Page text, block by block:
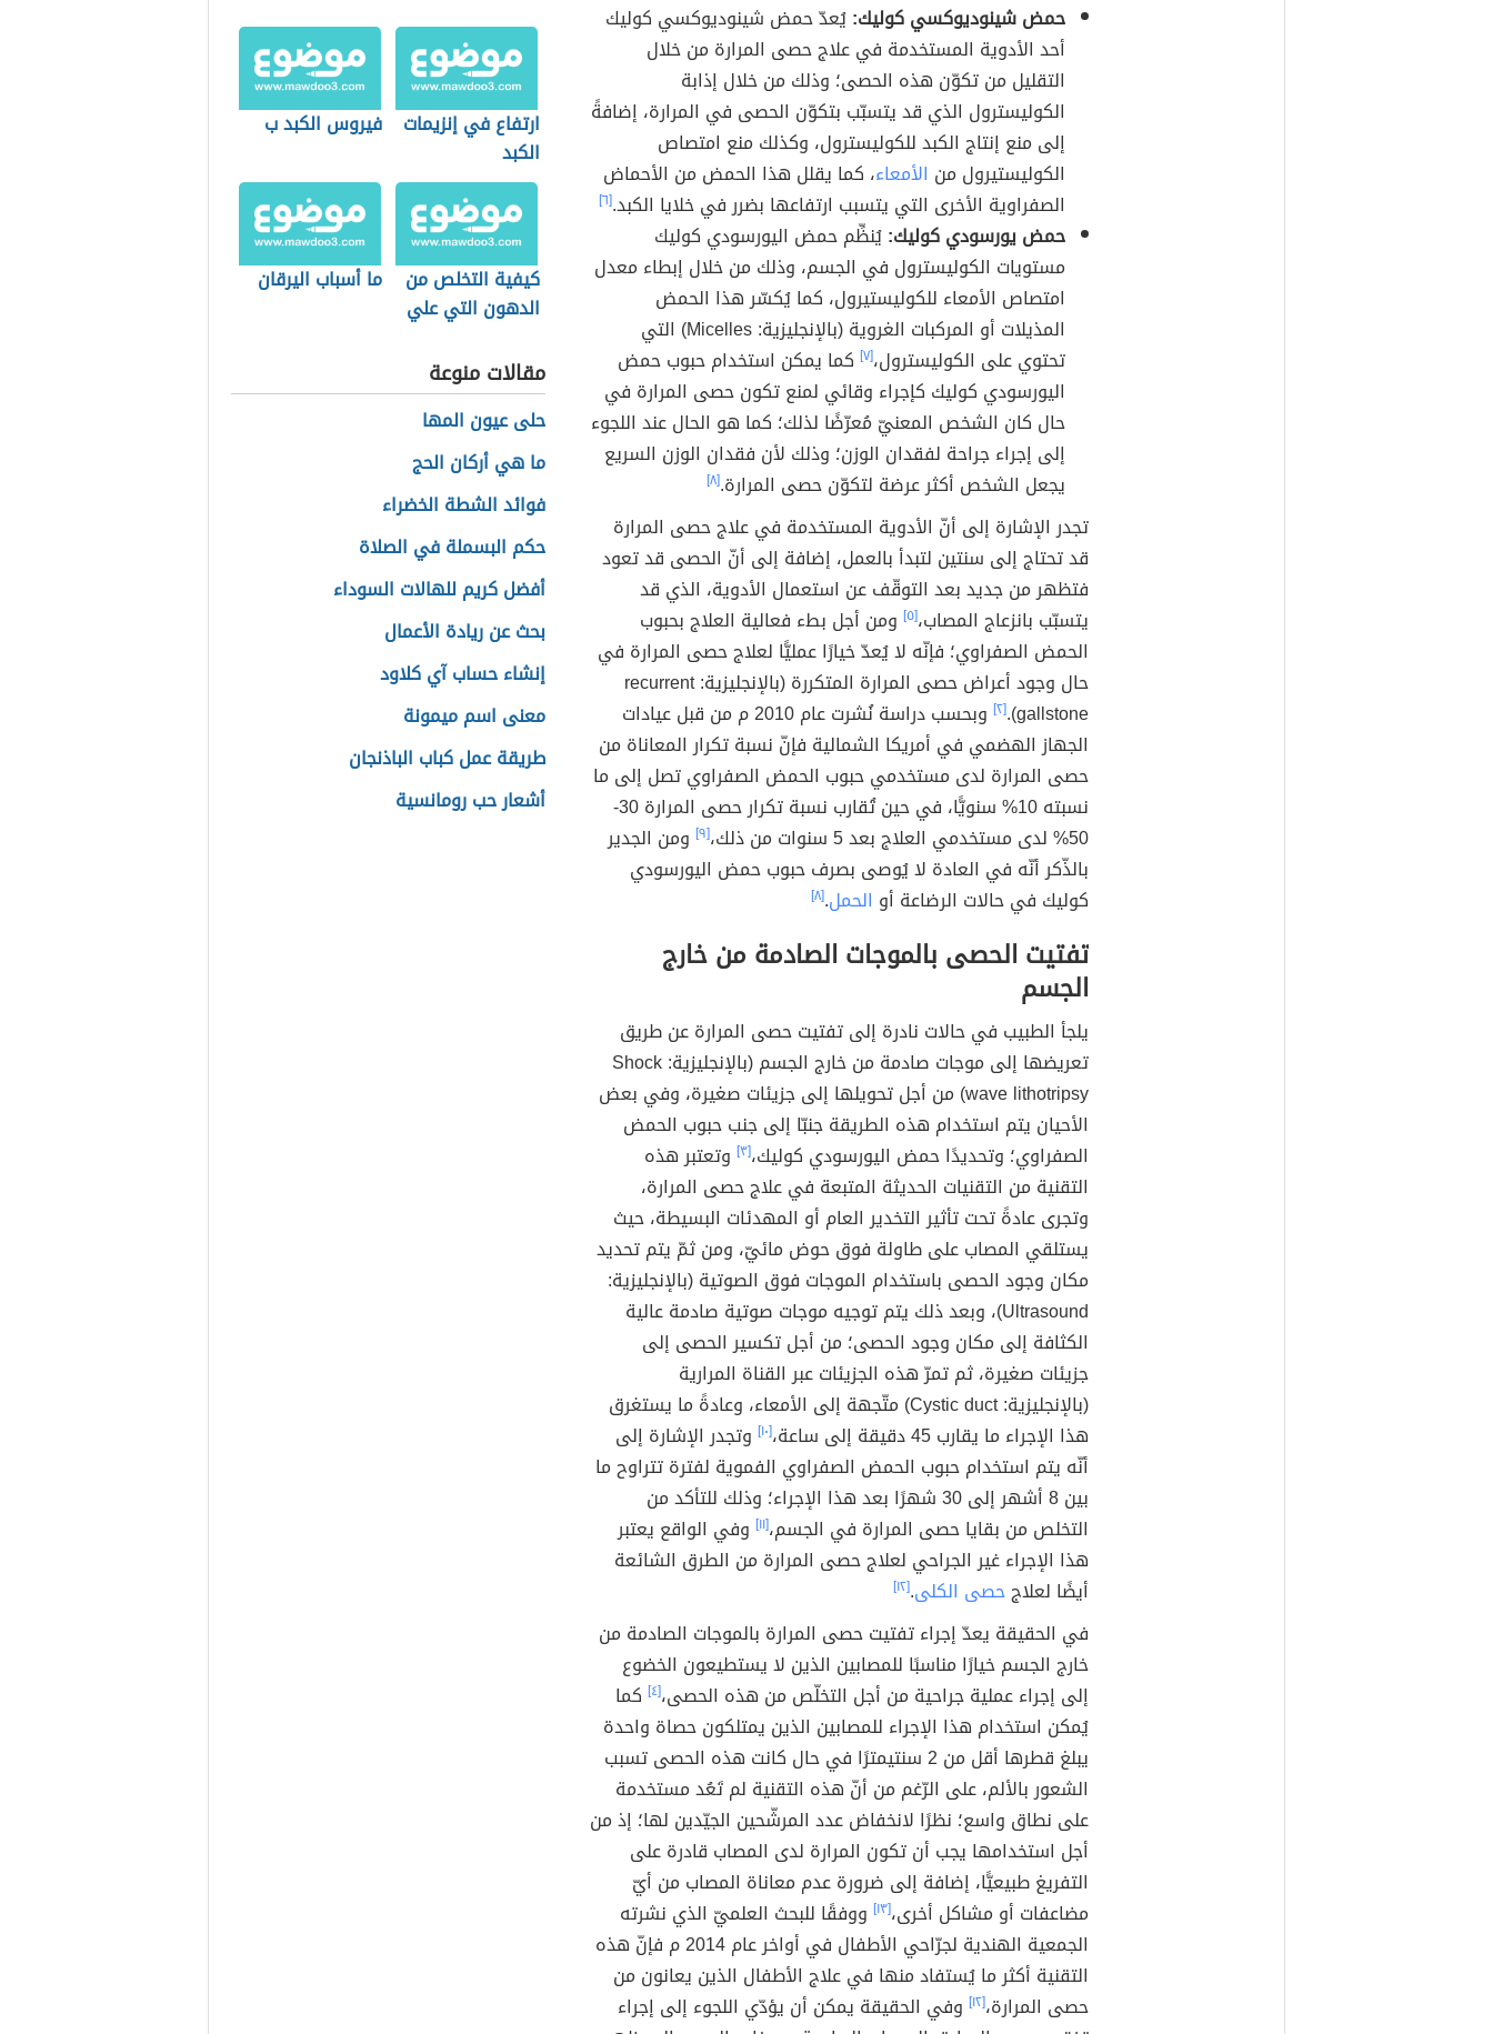
حمض شينوديوكسي كوليك:يُعدّ حمض شينوديوكسي كوليك
أحد الأدوية المستخدمة في علاج حصى المرارة من خلال
التقليل من تكوّن هذه الحصى؛ وذلك من خلال إذابة
الكوليسترول الذي قد يتسبّب بتكوّن الحصى في المرارة، إضافةً
إلى منع إنتاج الكبد للكوليسترول، وكذلك منع امتصاص
الكوليستيرول من الأمعاء، كما يقلل هذا الحمض من الأحماض
الصفراوية الأخرى التي يتسبب ارتفاعها بضرر في خلايا الكبد.[٦]
حمض يورسودي كوليك:يُنظِّم حمض اليورسودي كوليك
مستويات الكوليسترول في الجسم، وذلك من خلال إبطاء معدل
امتصاص الأمعاء للكوليستيرول، كما يُكسّر هذا الحمض
المذيلات أو المركبات الغروية (بالإنجليزية: Micelles) التي
تحتوي على الكوليسترول،[٧]
كما يمكن استخدام حبوب حمض
اليورسودي كوليك كإجراء وقائي لمنع تكون حصى المرارة في
حال كان الشخص المعنيّ مُعرّضًا لذلك؛ كما هو الحال عند اللجوء
إلى إجراء جراحة لفقدان الوزن؛ وذلك لأن فقدان الوزن السريع
يجعل الشخص أكثر عرضة لتكوّن حصى المرارة.[٨]
تجدر الإشارة إلى أنّ الأدوية المستخدمة في علاج حصى المرارة
قد تحتاج إلى سنتين لتبدأ بالعمل، إضافة إلى أنّ الحصى قد تعود
فتظهر من جديد بعد التوقّف عن استعمال الأدوية، الذي قد
يتسبّب بانزعاج المصاب،[٥]
ومن أجل بطء فعالية العلاج بحبوب
الحمض الصفراوي؛ فإنّه لا يُعدّ خيارًا عمليًّا لعلاج حصى المرارة في
حال وجود أعراض حصى المرارة المتكررة (بالإنجليزية: recurrent
gallstone). [٢]
وبحسب دراسة نُشرت عام 2010 م من قبل عيادات
الجهاز الهضمي في أمريكا الشمالية فإنّ نسبة تكرار المعاناة من
حصى المرارة لدى مستخدمي حبوب الحمض الصفراوي تصل إلى ما
نسبته 10% سنويًّا، في حين تُقارب نسبة تكرار حصى المرارة 30-
50% لدى مستخدمي العلاج بعد 5 سنوات من ذلك،
[٩]
ومن الجدير
بالذّكر أنّه في العادة لا يُوصى بصرف حبوب حمض اليورسودي
كوليك في حالات الرضاعة أو الحمل.[٨]
تفتيت الحصى بالموجات الصادمة من خارج
الجسم
يلجأ الطبيب في حالات نادرة إلى تفتيت حصى المرارة عن طريق
تعريضها إلى موجات صادمة من خارج الجسم (بالإنجليزية: Shock
wave lithotripsy) من أجل تحويلها إلى جزيئات صغيرة، وفي بعض
الأحيان يتم استخدام هذه الطريقة جنبّا إلى جنب حبوب الحمض
الصفراوي؛ وتحديدًا حمض اليورسودي كوليك،[٣]
وتعتبر هذه
التقنية من التقنيات الحديثة المتبعة في علاج حصى المرارة،
وتجرى عادةً تحت تأثير التخدير العام أو المهدئات البسيطة، حيث
يستلقي المصاب على طاولة فوق حوض مائيّ، ومن ثمّ يتم تحديد
مكان وجود الحصى باستخدام الموجات فوق الصوتية (بالإنجليزية:
Ultrasound)، وبعد ذلك يتم توجيه موجات صوتية صادمة عالية
الكثافة إلى مكان وجود الحصى؛ من أجل تكسير الحصى إلى
جزيئات صغيرة، ثم تمرّ هذه الجزيئات عبر القناة المرارية
(بالإنجليزية: Cystic duct) متّجهة إلى الأمعاء، وعادةً ما يستغرق
هذا الإجراء ما يقارب 45 دقيقة إلى ساعة،
[١٠]
وتجدر الإشارة إلى
أنّه يتم استخدام حبوب الحمض الصفراوي الفموية لفترة تتراوح ما
بين 8 أشهر إلى 30 شهرًا بعد هذا الإجراء؛ وذلك للتأكد من
التخلص من بقايا حصى المرارة في الجسم،[١١]
وفي الواقع يعتبر
هذا الإجراء غير الجراحي لعلاج حصى المرارة من الطرق الشائعة
أيضًا لعلاجحصى الكلى.[١٢]
في الحقيقة يعدّ إجراء تفتيت حصى المرارة بالموجات الصادمة من
خارج الجسم خيارًا مناسبًا للمصابين الذين لا يستطيعون الخضوع
إلى إجراء عملية جراحية من أجل التخلّص من هذه الحصى،[٤]
كما
يُمكن استخدام هذا الإجراء للمصابين الذين يمتلكون حصاة واحدة
يبلغ قطرها أقل من 2 سنتيمترًا في حال كانت هذه الحصى تسبب
الشعور بالألم، على الرّغم من أنّ هذه التقنية لم تَعُد مستخدمة
على نطاق واسع؛ نظرًا لانخفاض عدد المرشّحين الجيّدين لها؛ إذ من
أجل استخدامها يجب أن تكون المرارة لدى المصاب قادرة على
التفريغ طبيعيًّا، إضافة إلى ضرورة عدم معاناة المصاب من أيّ
مضاعفات أو مشاكل أخرى،[١٣]
ووفقًا للبحث العلميّ الذي نشرته
الجمعية الهندية لجرّاحي الأطفال في أواخر عام 2014 م فإنّ هذه
التقنية أكثر ما يُستفاد منها في علاج الأطفال الذين يعانون من
حصى المرارة،[١٢]
وفي الحقيقة يمكن أن يؤدّي اللجوء إلى إجراء
ارتفاع في إنزيمات
الكبد
فيروس الكبد ب
كيفية التخلص من
الدهون التي علي
ما أسباب اليرقان
مقالات منوعة
حلى عيون المها
ما هي أركان الحج
فوائد الشطة الخضراء
حكم البسملة في الصلاة
أفضل كريم للهالات السوداء
بحث عن ريادة الأعمال
إنشاء حساب آي كلاود
معنى اسم ميمونة
طريقة عمل كباب الباذنجان
أشعار حب رومانسية